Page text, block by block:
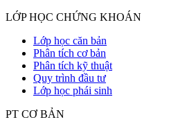
LỚP HỌC CHỨNG KHOÁN
Lớp học căn bản
Phân tích cơ bản
Phân tích kỹ thuật
Quy trình đầu tư
Lớp học phái sinh
PT CƠ BẢN